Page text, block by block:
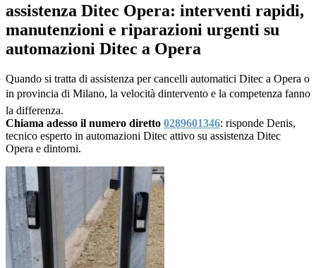
assistenza Ditec Opera: interventi rapidi,
manutenzioni e riparazioni urgenti su
automazioni Ditec a Opera
Quando si tratta di assistenza per cancelli automatici Ditec a Opera o
in provincia di Milano, la velocità dintervento e la competenza fanno
la differenza.
Chiama adesso il numero diretto 0289601346: risponde Denis,
tecnico esperto in automazioni Ditec attivo su assistenza Ditec
Opera e dintorni.